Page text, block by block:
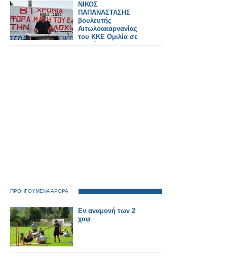
ΝΙΚΟΣ
ΠΑΠΑΝΑΣΤΑΣΗΣ
βουλευτής
Αιτωλοακαρνανίας
του ΚΚΕ Ομιλία σε
συγκέντρωση για τα
ΠΡΟΗΓΟΥΜΕΝΑ ΑΡΘΡΑ
Εν αναμονή των 2
χαφ